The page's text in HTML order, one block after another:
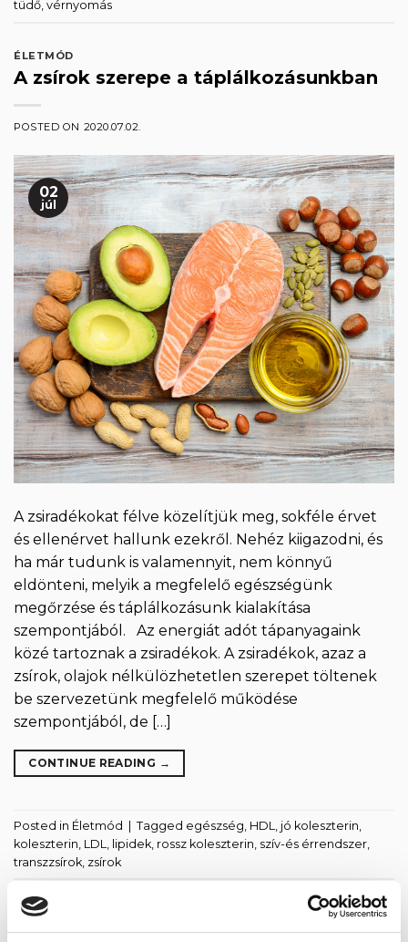
tüdő vérnyomás
ÉLETMÓD
A zsírok szerepe a táplálkozásunkban
POSTED ON 2020.07.02.
02
júl
A zsiradékokat félve közelítjük meg, sokféle érvet
és ellenérvet hallunk ezekről. Nehéz kiigazodni, és
ha már tudunk is valamennyit, nem könnyű
eldönteni, melyik a megfelelő egészségünk
megőrzése és táplálkozásunk kialakítása
szempontjából. Az energiát adót tápanyagaink
közé tartoznak a zsiradékok. A zsiradékok, azaz a
zsírok, olajok nélkülözhetetlen szerepet töltenek
be szervezetünk megfelelő működése
szempontjából, de […]
CONTINUE READING →
Posted in Életmód | Tagged egészség HDL jó koleszterin
koleszterin LDL lipidek rossz koleszterin szív-és érrendszer
transzzsírok zsírok